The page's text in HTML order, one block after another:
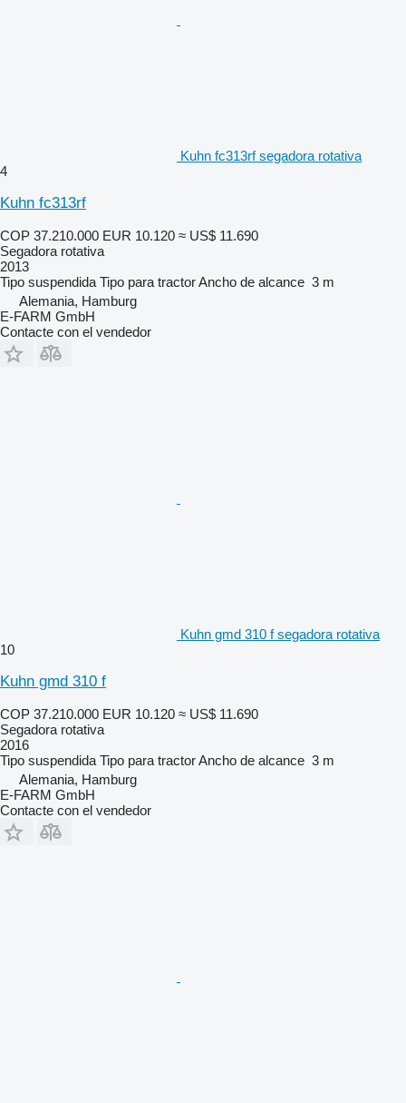
Kuhn fc313rf segadora rotativa
4
Kuhn fc313rf
COP 37.210.000 EUR 10.120 ≈ US$ 11.690
Segadora rotativa
2013
Tipo suspendida Tipo para tractorAncho de alcance 3 m
Alemania, Hamburg
E-FARM GmbH
Contacte con el vendedor
Kuhn gmd 310 f segadora rotativa
10
Kuhn gmd 310 f
COP 37.210.000 EUR 10.120 ≈ US$ 11.690
Segadora rotativa
2016
Tipo suspendida Tipo para tractorAncho de alcance 3 m
Alemania, Hamburg
E-FARM GmbH
Contacte con el vendedor